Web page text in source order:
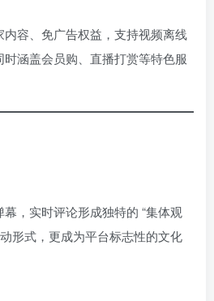
容、免广告权益，支持视频离线
涵盖会员购、直播打赏等特色服
，实时评论形成独特的 “集体观
形式，更成为平台标志性的文化